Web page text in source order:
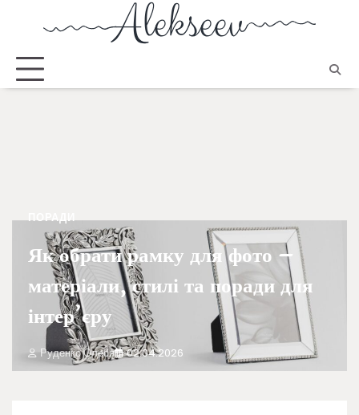
ПОРАДИ
Як обрати рамку для фото –
матеріали, стилі та поради для
інтер’єру
Руденко Олеся 02.04.2026